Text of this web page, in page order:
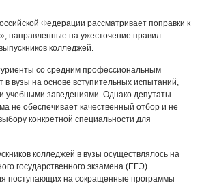
Федерации рассматривает поправки к
направленные на ужесточение правил
колледжей.
со средним профессиональным
в вузы на основе вступительных испытаний,
учебными заведениями. Однако депутаты
не обеспечивает качественный отбор и не
конкретной специальности для
колледжей в вузы осуществлялось на
государственного экзамена (ЕГЭ).
поступающих на сокращенные программы